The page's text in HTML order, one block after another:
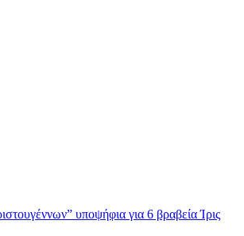
υποψήφια για 6 βραβεία Ίρις